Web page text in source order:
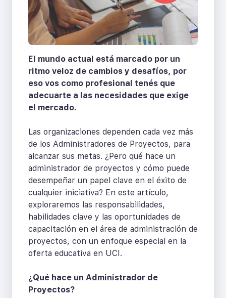
El mundo actual está marcado por un
ritmo veloz de cambios y desafíos, por
eso vos como profesional tenés que
adecuarte a las necesidades que exige
el mercado.
Las organizaciones dependen cada vez más
de los Administradores de Proyectos, para
alcanzar sus metas. ¿Pero qué hace un
administrador de proyectos y cómo puede
desempeñar un papel clave en el éxito de
cualquier iniciativa? En este artículo,
exploraremos las responsabilidades,
habilidades clave y las oportunidades de
capacitación en el área de administración de
proyectos, con un enfoque especial en la
oferta educativa en UCI.
¿Qué hace un Administrador de
Proyectos?